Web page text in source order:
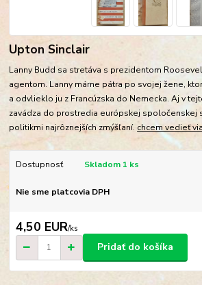
Upton Sinclair
Lanny Budd sa stretáva s prezidentom
agentom. Lanny márne pátra po svojej žene,
a odvlieklo ju z Francúzska do Nemecka. Aj v
zavádza do prostredia európskej spoločenskej
politikmi najrôznejších zmýšľaní. chcem vedieť
Dostupnosť Skladom 1 ks
Nie sme platcovia DPH
4,50 EUR/ks
Pridať do košíka